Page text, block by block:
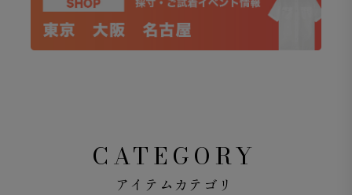
止め入りです。。
CATEGORY
アイテムカテゴリ